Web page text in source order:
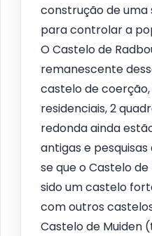
construção de uma
para controlar a
O Castelo de
remanescente
castelo de
residenciais, 2
redonda ainda
antigas e
se que o Castelo
sido um castelo
com outros
Castelo de Muiden